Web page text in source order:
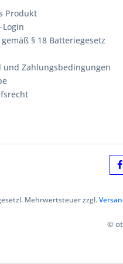
Produkt
Login
§ 18 Batteriegesetz
und Zahlungsbedingungen
Mehrwertsteuer zzgl.
©